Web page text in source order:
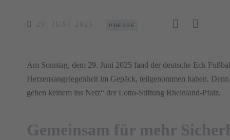
29. JUNI 2025 PRESSE
Am Sonntag, dem 29. Juni 2025 fand der deutsche Eck
Herzensangelegenheit im Gepäck, teilgenommen haben.
gehen keinem ins Netz“ der Lotto-Stiftung Rheinland-Pfalz.
Gemeinsam für mehr